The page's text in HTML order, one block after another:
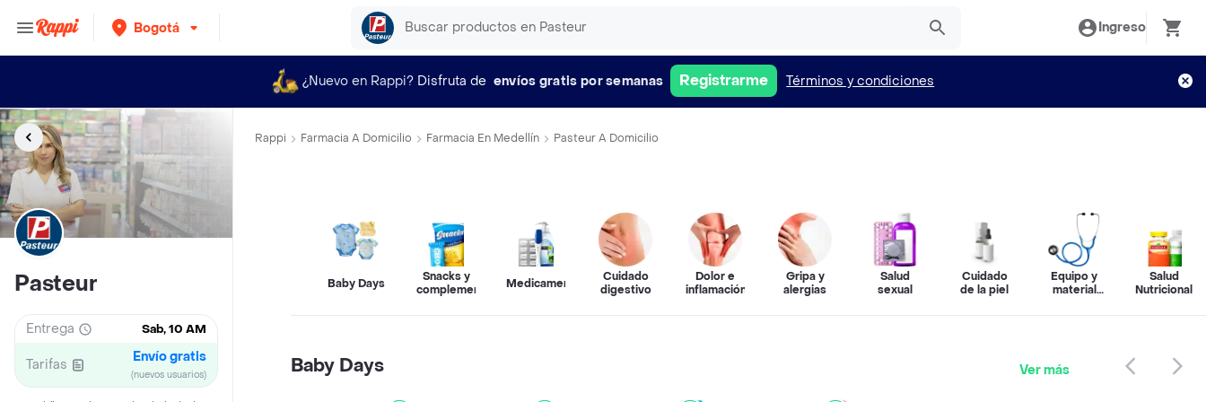
Bogotá Ingreso
¿Nuevo en Rappi? Disfruta de envíos gratis por semanas Registrarme Términos y condiciones
Pasteur
Entrega Sab, 10 AM
Tarifas Envío gratis
(nuevos usuarios)
Rappi Farmacia A Domicilio Farmacia En Medellín Pasteur A Domicilio
Baby Days
Snacks y
complementos
Medicamentos
Cuidado
digestivo
Dolor e
inflamación
Gripa y
alergias
Salud
sexual
Cuidado
de la piel
Equipo y
material
Salud
Nutricional
Baby Days Ver más